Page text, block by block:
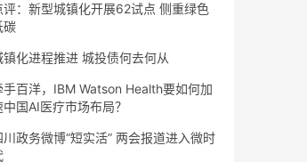
评：新型城镇化开展62试点 侧重绿色
碳
镇化进程推进 城投债何去何从
手百洋，IBM Watson Health要如何加
中国AI医疗市场布局？
川政务微博“短实活” 两会报道进入微时